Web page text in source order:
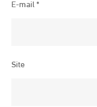
E-mail*
Site